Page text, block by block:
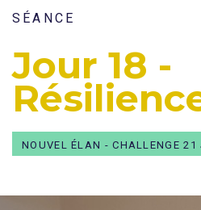
SÉANCE
Jour 18 -
NOUVEL ÉLAN - CHALLENGE 21